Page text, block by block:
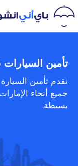
تأمين السيارات
نقدم تأمين
جميع أنحاء
بسيطة.